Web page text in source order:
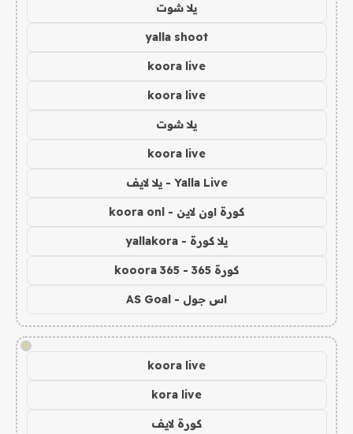
يلا شوت
yalla shoot
koora live
koora live
يلا شوت
koora live
Yalla Live - يلا لايف
كورة اون لاين - koora onl
يلا كورة - yallakora
كورة 365 - kooora 365
اس جول - AS Goal
!
koora live
kora live
كورة لايف